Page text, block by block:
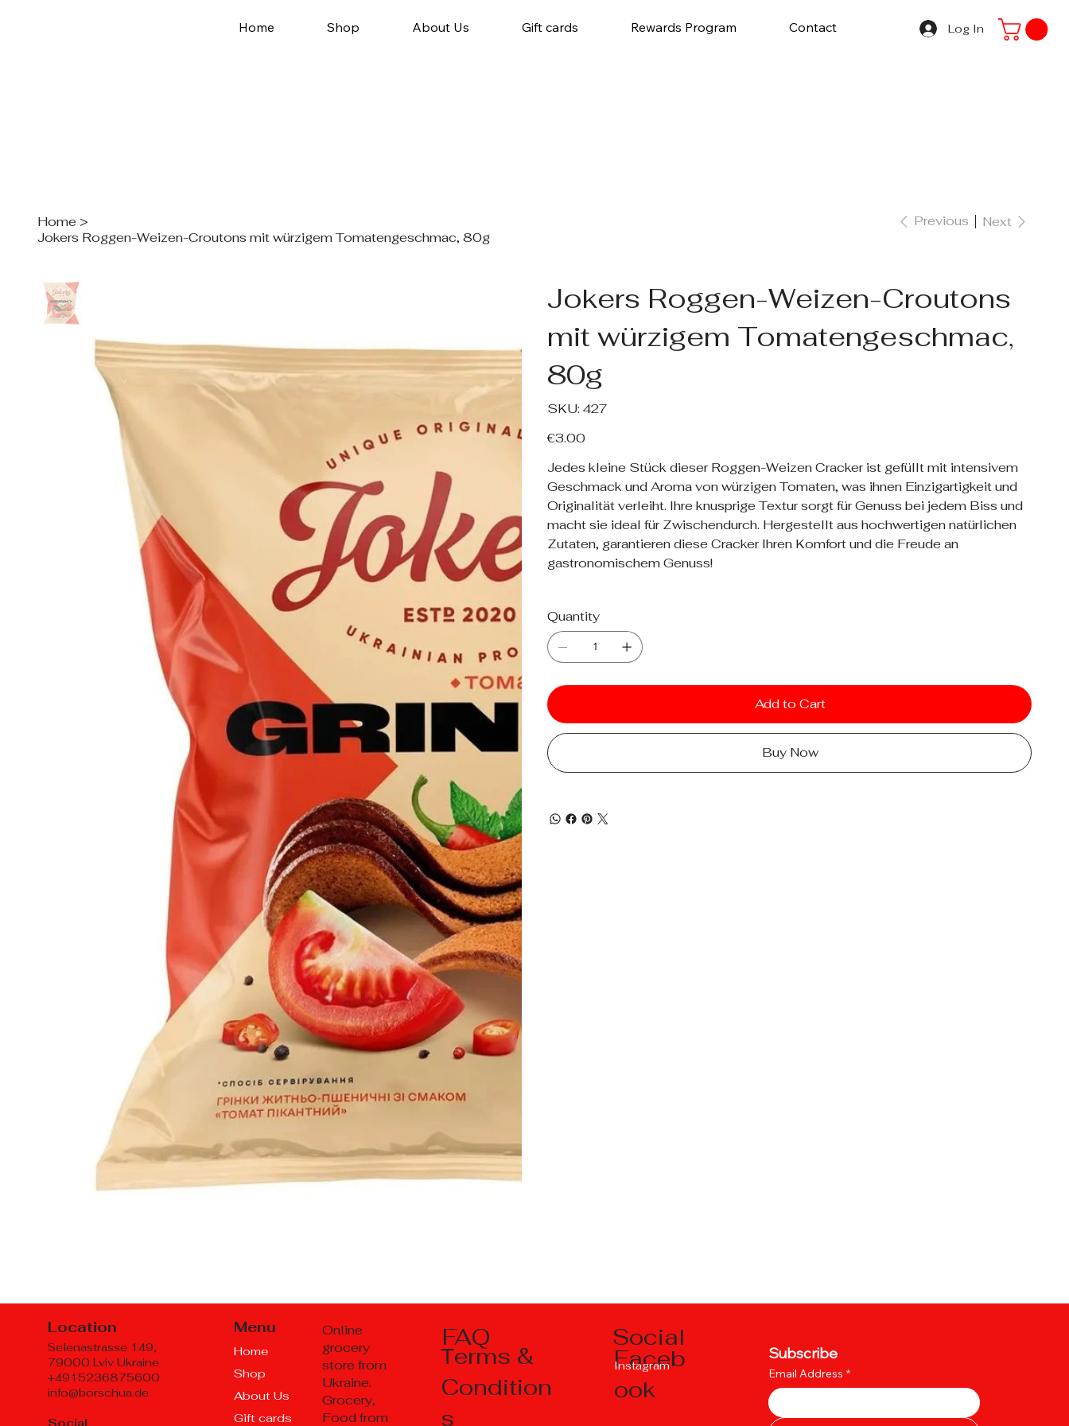
Log In
Home Shop About Us Gift cards Rewards Program Contact
Home >
Jokers Roggen-Weizen-Croutons mit würzigem Tomatengeschmac, 80g
Previous Next
Jokers Roggen-Weizen-Croutons
mit würzigem Tomatengeschmac,
80g
SKU:
SKU
427
427
Price
€3.00
Jedes kleine Stück dieser Roggen-Weizen Cracker ist gefüllt mit intensivem
Geschmack und Aroma von würzigen Tomaten, was ihnen Einzigartigkeit und
Originalität verleiht. Ihre knusprige Textur sorgt für Genuss bei jedem Biss und
macht sie ideal für Zwischendurch. Hergestellt aus hochwertigen natürlichen
Zutaten, garantieren diese Cracker Ihren Komfort und die Freude an
gastronomischem Genuss!
Quantity
Add to Cart
Buy Now
Location
Selenastrasse 149,
79000 Lviv Ukraine
+4915236875600
info@borschua.de
Social
Menu
Home
Shop
About Us
Gift cards
Online
grocery
store from
Ukraine.
Grocery,
Food from
FAQ
Тerms &
Condition
s
Social
Faceb
ook
Instagram
Subscribe
Email Address *